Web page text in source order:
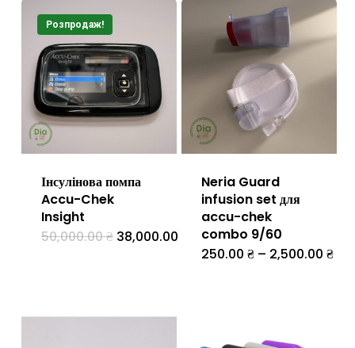
Розпродаж!
Інсулінова помпа
Accu-Chek
Insight
50,000.00₴ Оригінальна
ціна:
38,000.00 Поточна
ціна:
38,000.00 ₴.
Neria Guard
infusion set для
accu-chek
combo 9/60
250.00 ₴ – 2,500.00 ₴
Цей